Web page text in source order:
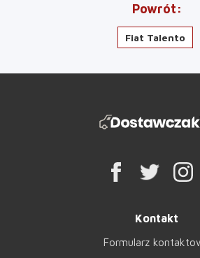
Powrót
Fiat Talento
Kontakt
Formularz